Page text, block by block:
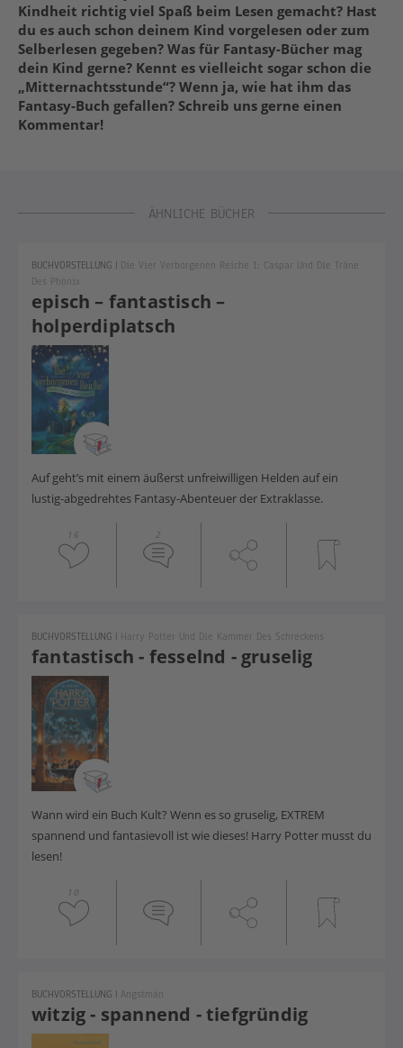
Kindheit richtig viel Spaß beim Lesen gemacht? Hast
du es auch schon deinem Kind vorgelesen oder zum
Selberlesen gegeben? Was für Fantasy-Bücher mag
dein Kind gerne? Kennt es vielleicht sogar schon die
„Mitternachtsstunde“? Wenn ja, wie hat ihm das
Fantasy-Buch gefallen? Schreib uns gerne einen
Kommentar!
ÄHNLICHE BÜCHER
episch – fantastisch –
holperdiplatsch
BUCHVORSTELLUNG | Die Vier Verborgenen Reiche 1: Caspar Und Die Träne
Des Phönix
Auf geht’s mit einem äußerst unfreiwilligen Helden auf ein
lustig-abgedrehtes Fantasy-Abenteuer der Extraklasse.
16 2
fantastisch - fesselnd - gruselig
BUCHVORSTELLUNG | Harry Potter Und Die Kammer Des Schreckens
Wann wird ein Buch Kult? Wenn es so gruselig, EXTREM
spannend und fantasievoll ist wie dieses! Harry Potter musst du
lesen!
10
witzig - spannend - tiefgründig
BUCHVORSTELLUNG | Angstmän